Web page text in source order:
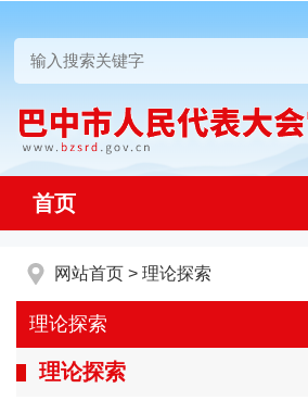
首页
网站首页 > 理论探索
理论探索
理论探索